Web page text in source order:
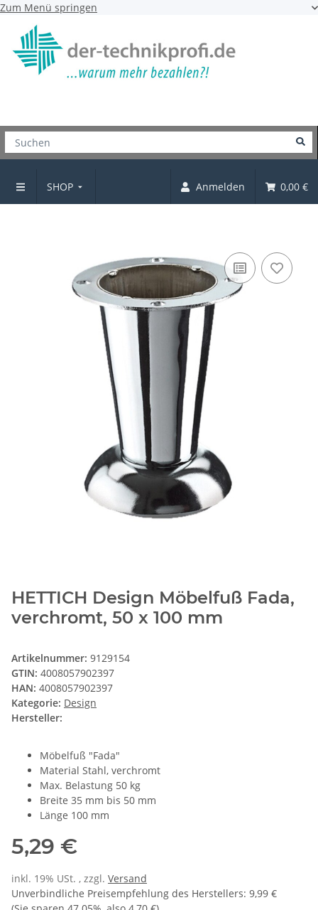
Zum Menü springen
SHOP Anmelden 0,00 €
Design
HETTICH Design Möbelfuß Fada,
verchromt, 50 x 100 mm
Artikelnummer: 9129154
GTIN: 4008057902397
HAN: 4008057902397
Kategorie: Design
Hersteller:
Möbelfuß "Fada"
Material Stahl, verchromt
Max. Belastung 50 kg
Breite 35 mm bis 50 mm
Länge 100 mm
5,29 €
inkl. 19% USt. , zzgl. Versand
Unverbindliche Preisempfehlung des Herstellers: 9,99 €